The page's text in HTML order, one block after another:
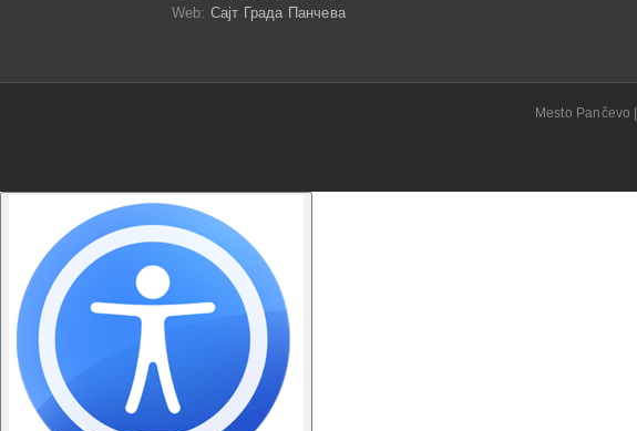
Web: Сајт Града Панчева
Mesto Pančevo |